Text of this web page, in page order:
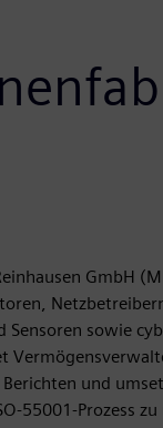
GmbH
Sensoren sowie
und
55001-Prozess